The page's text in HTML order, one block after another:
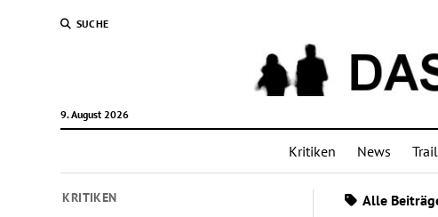
SUCHE
9. August 2026
Kritiken News
KRITIKEN Alle